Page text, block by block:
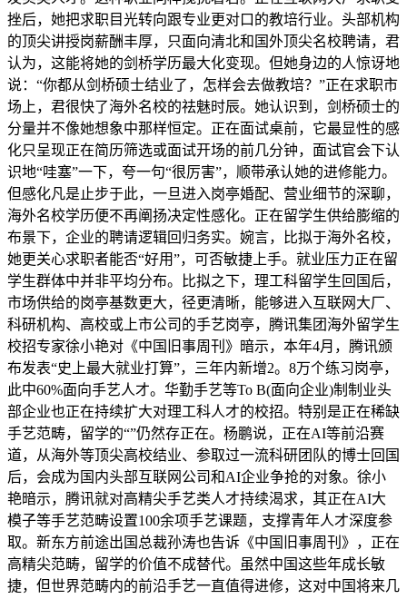
挫后，她把求职目光转向跟专业更对口的教培行业。头部机构
的顶尖讲授岗薪酬丰厚，只面向清北和国外顶尖名校聘请，君
认为，这能将她的剑桥学历最大化变现。但她身边的人惊讶地
说：“你都从剑桥硕士结业了，怎样会去做教培？”正在求职市
场上，君很快了海外名校的祛魅时辰。她认识到，剑桥硕士的
分量并不像她想象中那样恒定。正在面试桌前，它最显性的感
化只呈现正在简历筛选或面试开场的前几分钟，面试官会下认
识地“哇塞”一下，夸一句“很厉害”，顺带承认她的进修能力。
但感化凡是止步于此，一旦进入岗亭婚配、营业细节的深聊，
海外名校学历便不再阐扬决定性感化。正在留学生供给膨缩的
布景下，企业的聘请逻辑回归务实。婉言，比拟于海外名校，
她更关心求职者能否“好用”，可否敏捷上手。就业压力正在留
学生群体中并非平均分布。比拟之下，理工科留学生回国后，
市场供给的岗亭基数更大，径更清晰，能够进入互联网大厂、
科研机构、高校或上市公司的手艺岗亭，腾讯集团海外留学生
校招专家徐小艳对《中国旧事周刊》暗示，本年4月，腾讯颁
布发表“史上最大就业打算”，三年内新增2。8万个练习岗亭，
此中60%面向手艺人才。华勤手艺等To B(面向企业)制制业头
部企业也正在持续扩大对理工科人才的校招。特别是正在稀缺
手艺范畴，留学的“”仍然存正在。杨鹏说，正在AI等前沿赛
道，从海外等顶尖高校结业、参取过一流科研团队的博士回国
后，会成为国内头部互联网公司和AI企业争抢的对象。徐小
艳暗示，腾讯就对高精尖手艺类人才持续渴求，其正在AI大
模子等手艺范畴设置100余项手艺课题，支撑青年人才深度参
取。新东方前途出国总裁孙涛也告诉《中国旧事周刊》，正在
高精尖范畴，留学的价值不成替代。虽然中国这些年成长敏
捷，但世界范畴内的前沿手艺一直值得进修，这对中国将来几